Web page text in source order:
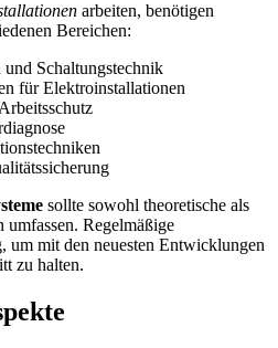
arbeiten, benötigen
Bereichen:
Schaltungstechnik
für Elektroinstallationen
sollte sowohl theoretische als
Regelmäßige
um mit den neuesten Entwicklungen
zu halten.